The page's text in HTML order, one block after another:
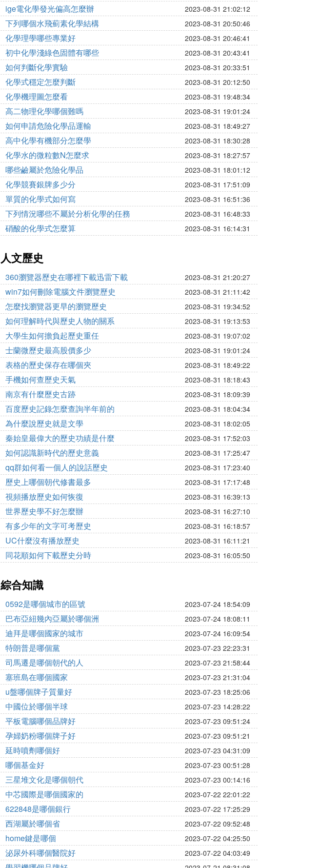
ige電化學發光偏高怎麼辦 2023-08-31 21:02:12
下列哪個水飛薊素化學結構 2023-08-31 20:50:46
化學理學哪些專業好 2023-08-31 20:46:41
初中化學淺綠色固體有哪些 2023-08-31 20:43:41
如何判斷化學實驗 2023-08-31 20:33:51
化學式穩定怎麼判斷 2023-08-31 20:12:50
化學機理圖怎麼看 2023-08-31 19:48:34
高二物理化學哪個難嗎 2023-08-31 19:01:24
如何申請危險化學品運輸 2023-08-31 18:49:27
高中化學有機部分怎麼學 2023-08-31 18:30:28
化學水的微粒數N怎麼求 2023-08-31 18:27:57
哪些鹼屬於危險化學品 2023-08-31 18:01:12
化學競賽銀牌多少分 2023-08-31 17:51:09
單質的化學式如何寫 2023-08-31 16:51:36
下列情況哪些不屬於分析化學的任務 2023-08-31 16:48:33
硝酸的化學式怎麼算 2023-08-31 16:14:31
人文歷史
360瀏覽器歷史在哪裡下載迅雷下載 2023-08-31 21:20:27
win7如何刪除電腦文件瀏覽歷史 2023-08-31 21:11:42
怎麼找瀏覽器更早的瀏覽歷史 2023-08-31 19:34:52
如何理解時代與歷史人物的關系 2023-08-31 19:13:53
大學生如何擔負起歷史重任 2023-08-31 19:07:02
士蘭微歷史最高股價多少 2023-08-31 19:01:24
表格的歷史保存在哪個夾 2023-08-31 18:49:22
手機如何查歷史天氣 2023-08-31 18:18:43
南京有什麼歷史古跡 2023-08-31 18:09:39
百度歷史記錄怎麼查詢半年前的 2023-08-31 18:04:34
為什麼說歷史就是文學 2023-08-31 18:02:05
秦始皇最偉大的歷史功績是什麼 2023-08-31 17:52:03
如何認識新時代的歷史意義 2023-08-31 17:25:47
qq群如何看一個人的說話歷史 2023-08-31 17:23:40
歷史上哪個朝代修書最多 2023-08-31 17:17:48
視頻播放歷史如何恢復 2023-08-31 16:39:13
世界歷史學不好怎麼辦 2023-08-31 16:27:10
有多少年的文字可考歷史 2023-08-31 16:18:57
UC什麼沒有播放歷史 2023-08-31 16:11:21
同花順如何下載歷史分時 2023-08-31 16:05:50
綜合知識
0592是哪個城市的區號 2023-07-24 18:54:09
巴布亞紐幾內亞屬於哪個洲 2023-07-24 18:08:11
迪拜是哪個國家的城市 2023-07-24 16:09:54
特朗普是哪個黨 2023-07-23 22:23:31
司馬遷是哪個朝代的人 2023-07-23 21:58:44
塞班島在哪個國家 2023-07-23 21:31:04
u盤哪個牌子質量好 2023-07-23 18:25:06
中國位於哪個半球 2023-07-23 14:28:22
平板電腦哪個品牌好 2023-07-23 09:51:24
孕婦奶粉哪個牌子好 2023-07-23 09:51:21
延時噴劑哪個好 2023-07-23 04:31:09
哪個基金好 2023-07-23 00:51:28
三星堆文化是哪個朝代 2023-07-23 00:14:16
中芯國際是哪個國家的 2023-07-22 22:01:22
622848是哪個銀行 2023-07-22 17:25:29
西湖屬於哪個省 2023-07-22 09:52:48
home鍵是哪個 2023-07-22 04:25:50
泌尿外科哪個醫院好 2023-07-22 04:03:49